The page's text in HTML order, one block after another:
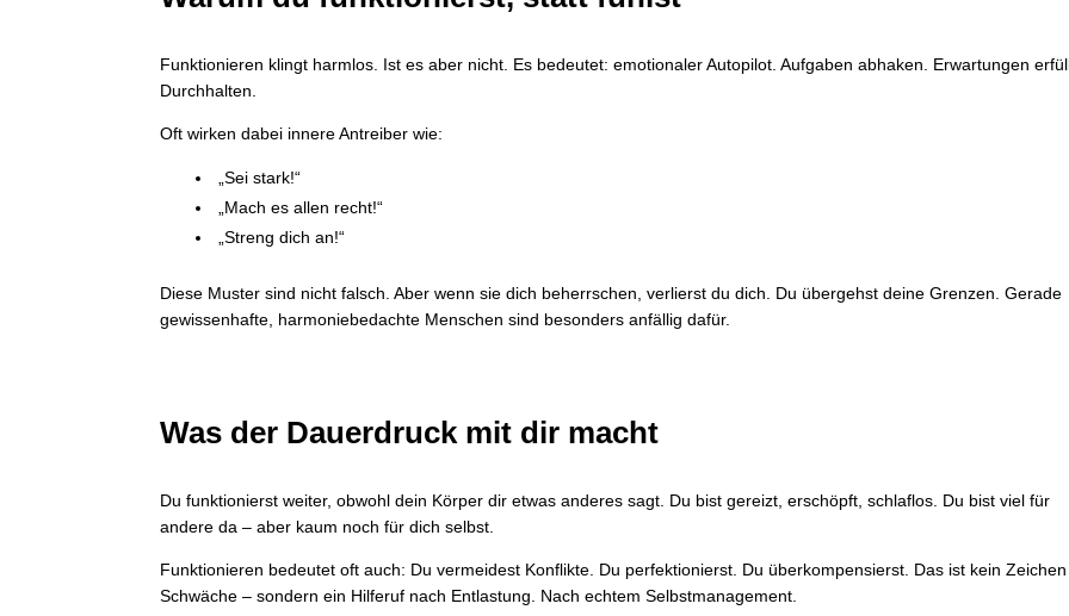
Funktionieren klingt harmlos. Ist es aber nicht. Es bedeutet: emotionaler Autopilot. Aufgaben abhaken. Erwartungen
Durchhalten.
Oft wirken dabei innere Antreiber wie:
„Sei stark!“
„Mach es allen recht!“
„Streng dich an!“
Diese Muster sind nicht falsch. Aber wenn sie dich beherrschen, verlierst du dich. Du übergehst deine Grenzen. Gerade
gewissenhafte, harmoniebedachte Menschen sind besonders anfällig dafür.
Was der Dauerdruck mit dir macht
Du funktionierst weiter, obwohl dein Körper dir etwas anderes sagt. Du bist gereizt, erschöpft, schlaflos. Du bist viel für
andere da – aber kaum noch für dich selbst.
Funktionieren bedeutet oft auch: Du vermeidest Konflikte. Du perfektionierst. Du überkompensierst. Das ist kein
Schwäche – sondern ein Hilferuf nach Entlastung. Nach echtem Selbstmanagement.